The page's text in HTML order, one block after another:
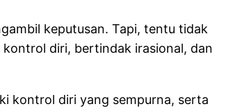
keputusan. Tapi, tentu tidak
diri, bertindak irasional, dan
kontrol diri yang sempurna, serta